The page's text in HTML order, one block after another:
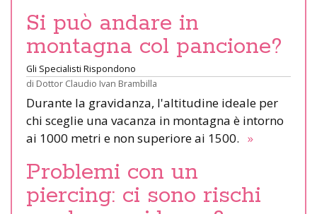
Si può andare in
montagna col pancione?
Gli Specialisti Rispondono
di Dottor Claudio Ivan Brambilla
Durante la gravidanza, l'altitudine ideale per
chi sceglie una vacanza in montagna è intorno
ai 1000 metri e non superiore ai 1500. »
Problemi con un
piercing: ci sono rischi